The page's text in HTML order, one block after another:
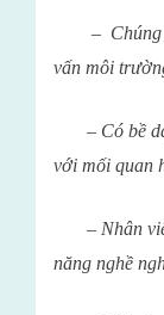
– Chúng
vấn môi
– Có bề
với mối quan
– Nhân
năng nghề